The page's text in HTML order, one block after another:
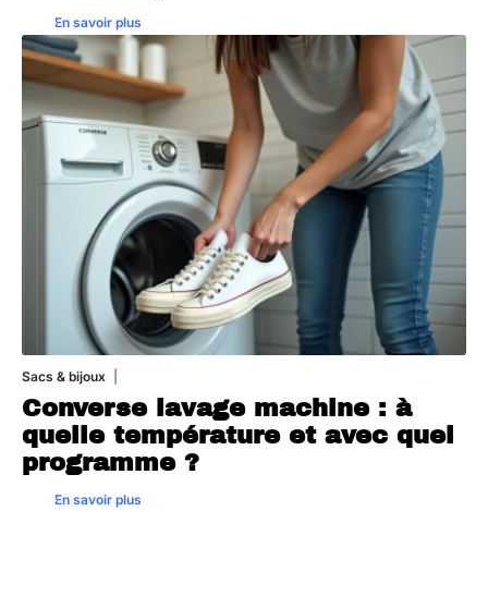
En savoir plus
Sacs & bijoux
Converse lavage machine : à
quelle température et avec quel
programme ?
En savoir plus